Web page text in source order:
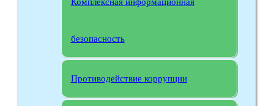
Комплексная информационная
безопасность
Противодействие коррупции